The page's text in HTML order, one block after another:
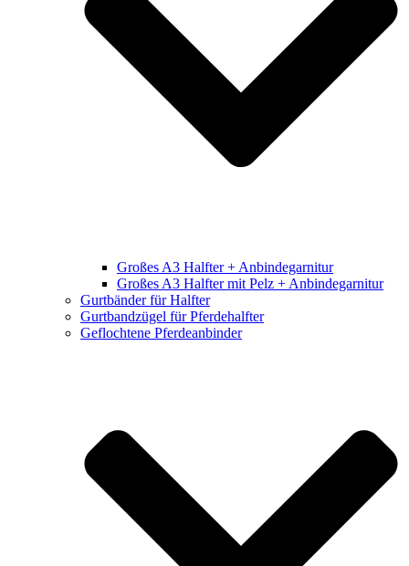
Großes A3 Halfter + Anbindegarnitur
Großes A3 Halfter mit Pelz + Anbindegarnitur
Gurtbänder für Halfter
Gurtbandzügel für Pferdehalfter
Geflochtene Pferdeanbinder